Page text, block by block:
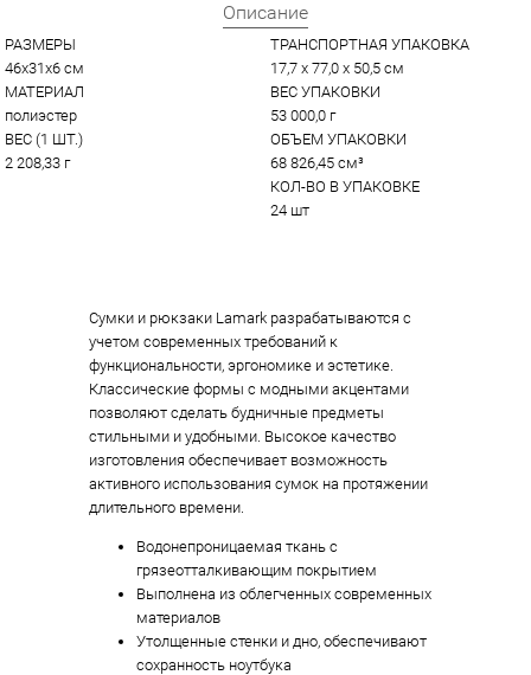
Описание
РАЗМЕРЫ
46х31х6 см
МАТЕРИАЛ
полиэстер
ВЕС (1 ШТ.)
2 208,33 г
ТРАНСПОРТНАЯ УПАКОВКА
17,7 x 77,0 x 50,5 см
ВЕС УПАКОВКИ
53 000,0 г
ОБЪЕМ УПАКОВКИ
68 826,45 см³
КОЛ-ВО В УПАКОВКЕ
24 шт
Сумки и рюкзаки Lamark разрабатываются с
учетом современных требований к
функциональности, эргономике и эстетике.
Классические формы с модными акцентами
позволяют сделать будничные предметы
стильными и удобными. Высокое качество
изготовления обеспечивает возможность
активного использования сумок на протяжении
длительного времени.
Водонепроницаемая ткань с
грязеотталкивающим покрытием
Выполнена из облегченных современных
материалов
Утолщенные стенки и дно, обеспечивают
сохранность ноутбука